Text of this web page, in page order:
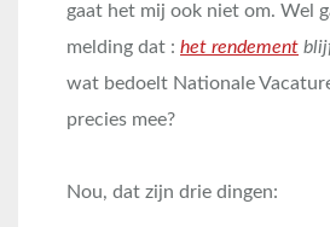
gaat het mij ook niet om. Wel
melding dat : het rendement
wat bedoelt Nationale
precies mee?
Nou, dat zijn drie dingen: